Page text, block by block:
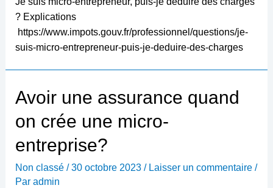
? Explications
https://www.impots.gouv.fr/professionnel/questions/je-
suis-micro-entrepreneur-puis-je-deduire-des-charges
Avoir une assurance quand
on crée une micro-
entreprise?
Non classé/30 octobre 2023 / Laisser un commentaire /
Par admin